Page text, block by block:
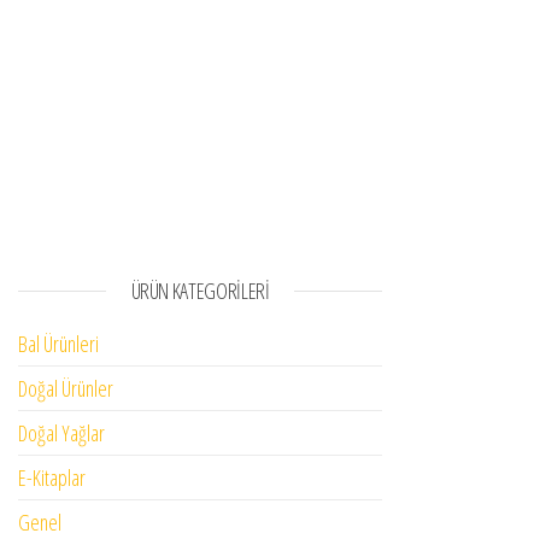
ÜRÜN KATEGORILERI
Bal Ürünleri
Doğal Ürünler
Doğal Yağlar
E-Kitaplar
Genel